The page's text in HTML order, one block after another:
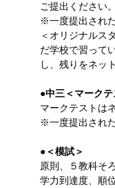
ご提出ください
※一度提出され
＜オリジナルス
だ学校で習って
し、残りをネッ
●中三＜マークテ
マークテストは
※一度提出され
●＜模試＞
原則、５教科そ
学力到達度、順